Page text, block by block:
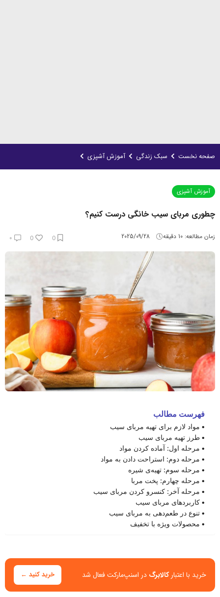
صفحه نخست سبک زندگی آموزش آشپزی
آموزش آشپزی
چطوری مربای سیب خانگی درست کنیم؟
زمان مطالعه: 10 دقیقه 2025/09/28
0
0 ۰
فهرست مطالب
مواد لازم برای تهیه مربای سیب
طرز تهیه مربای سیب
مرحله اول: آماده کردن مواد
مرحله دوم: استراحت دادن به مواد
مرحله سوم: تهیه‌ی شیره
مرحله چهارم: پخت مربا
مرحله آخر: کنسرو کردن مربای سیب
کاربردهای مربای سیب
تنوع در طعم‌دهی به مربای سیب
محصولات ویژه با تخفیف
خرید با اعتبارکالابرگ در اسنپ‌مارکت فعال شد خرید کنید ←